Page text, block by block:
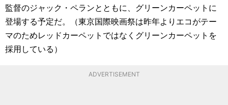
監督のジャック・ペランとともに、グリーンカーペットに
登場する予定だ。（東京国際映画祭は昨年よりエコがテー
マのためレッドカーペットではなくグリーンカーペットを
採用している）
ADVERTISEMENT